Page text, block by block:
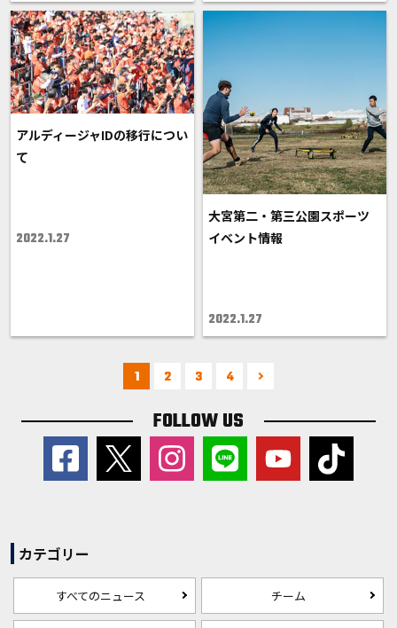
アルディージャIDの移行につい
て
2022.1.27
大宮第二・第三公園スポーツ
イベント情報
2022.1.27
1 2 3 4
FOLLOW US
カテゴリー
すべてのニュース チーム